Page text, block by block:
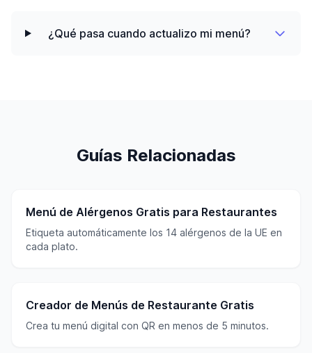
¿Qué pasa cuando actualizo mi menú?
Guías Relacionadas
Menú de Alérgenos Gratis para Restaurantes
Etiqueta automáticamente los 14 alérgenos de la UE en
cada plato.
Creador de Menús de Restaurante Gratis
Crea tu menú digital con QR en menos de 5 minutos.